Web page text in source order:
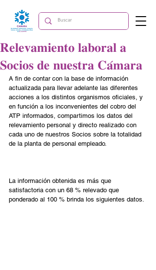
𝐑𝐞𝐥𝐞𝐯𝐚𝐦𝐢𝐞𝐧𝐭𝐨 𝐥𝐚𝐛𝐨𝐫𝐚𝐥 𝐚
𝐒𝐨𝐜𝐢𝐨𝐬 𝐝𝐞 𝐧𝐮𝐞𝐬𝐭𝐫𝐚 𝐂𝐚́𝐦𝐚𝐫𝐚
A fin de contar con la base de información
actualizada para llevar adelante las diferentes
acciones a los distintos organismos oficiales, y
en función a los inconvenientes del cobro del
ATP informados, compartimos los datos del
relevamiento personal y directo realizado con
cada uno de nuestros Socios sobre la totalidad
de la planta de personal empleado. ⁣⁣⁣
La información obtenida es más que
satisfactoria con un 68 % relevado que
ponderado al 100 % brinda los siguientes datos. ⁣